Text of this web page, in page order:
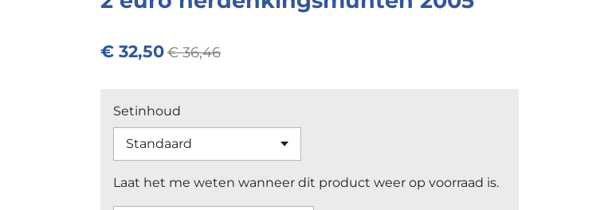
€ 32,50€ 36,46
Setinhoud
Laat het me weten wanneer dit product weer op voorraad is.